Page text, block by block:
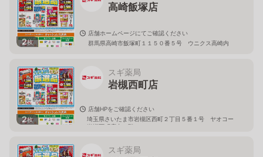
2枚
高崎飯塚店
店舗ホームページにてご確認ください
群馬県高崎市飯塚町１１５０番５号 ウニクス高崎内
2枚
スギ薬局
岩槻西町店
店舗HPをご確認ください
埼玉県さいたま市岩槻区西町２丁目５番１号 ヤオコー
岩槻西町店内１階
スギ薬局